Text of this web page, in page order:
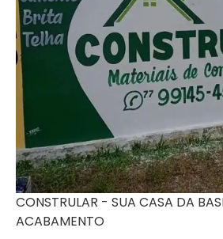
CONSTRULAR - SUA CASA DA
ACABAMENTO